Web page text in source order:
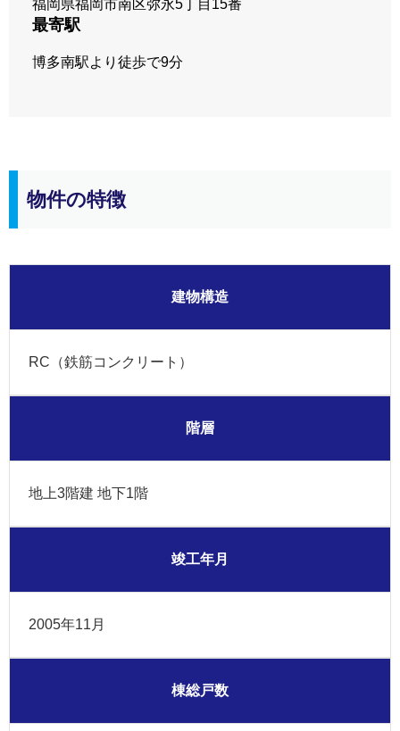
福岡県福岡市南区弥永5丁目15番
最寄駅
博多南駅より徒歩で9分
物件の特徴
建物構造
RC（鉄筋コンクリート）
階層
地上3階建 地下1階
竣工年月
2005年11月
棟総戸数